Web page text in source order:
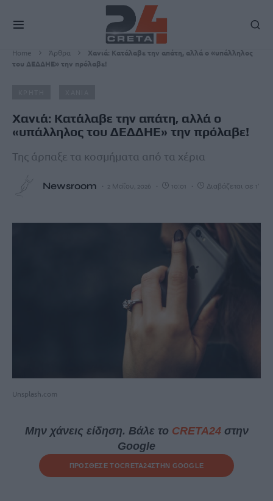
Home Άρθρα
Χανιά: Κατάλαβε την απάτη, αλλά ο «υπάλληλος
του ΔΕΔΔΗΕ» την πρόλαβε!
Χανιά: Κατάλαβε την απάτη, αλλά ο
«υπάλληλος του ΔΕΔΔΗΕ» την πρόλαβε!
Της άρπαξε τα κοσμήματα από τα χέρια
Newsroom 2 Μαΐου, 2026 10:01 Διαβάζεται σε 1'
Unsplash.com
Μην χάνεις είδηση. Βάλε το CRETA24στην
Google
ΠΡΟΣΘΕΣΕ ΤΟCRETA24ΣΤΗΝ GOOGLE